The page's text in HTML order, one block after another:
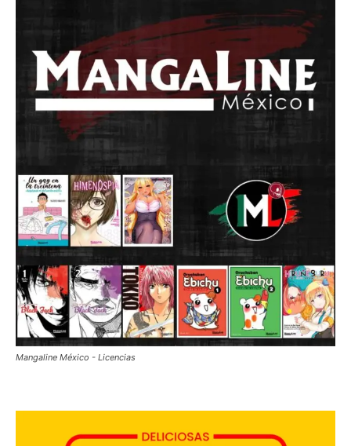
Mangaline México - Licencias